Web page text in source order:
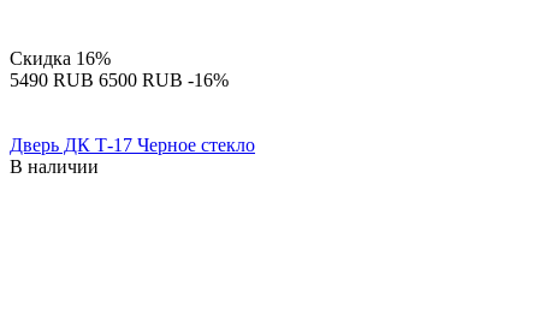
Скидка 16%
‍5490‍ RUB ‍6500‍ RUB -16%
Дверь ДК Т-17 Черное стекло
В наличии